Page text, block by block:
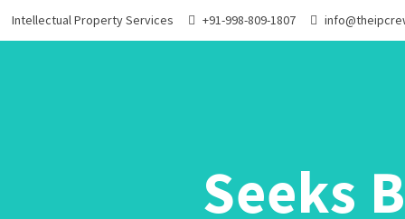
Intellectual Property Services +91-998-809-1807
Seeks